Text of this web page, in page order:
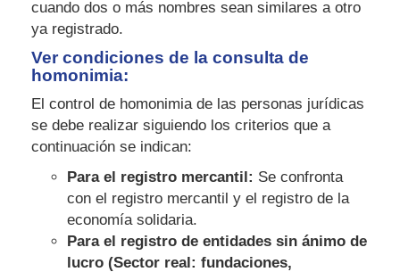
cuando dos o más nombres sean similares a otro
ya registrado.
Ver condiciones de la consulta de
homonimia:
El control de homonimia de las personas jurídicas
se debe realizar siguiendo los criterios que a
continuación se indican:
Para el registro mercantil: Se confronta
con el registro mercantil y el registro de la
economía solidaria.
Para el registro de entidades sin ánimo de
lucro (Sector real: fundaciones,